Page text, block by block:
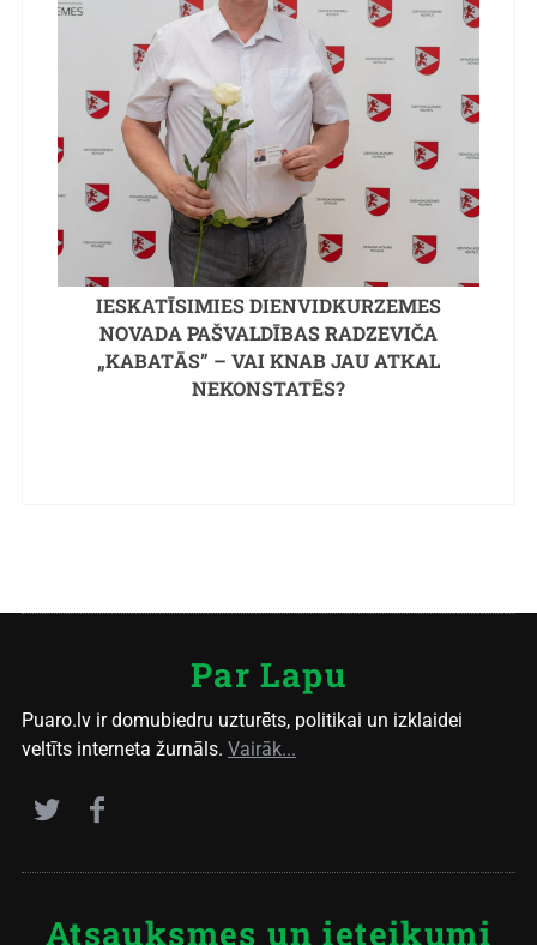
IESKATĪSIMIES DIENVIDKURZEMES
NOVADA PAŠVALDĪBAS RADZEVIČA
„KABATĀS” – VAI KNAB JAU ATKAL
NEKONSTATĒS?
Par Lapu
Puaro.lv ir domubiedru uzturēts, politikai un izklaidei
veltīts interneta žurnāls. Vairāk...
Atsauksmes un ieteikumi